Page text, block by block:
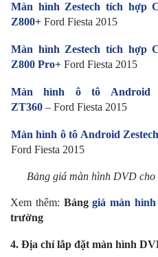
Màn hình Zestech tích hợp
Z800+ Ford Fiesta 2015
Màn hình Zestech tích hợp
Z800 Pro+ Ford Fiesta 2015
Màn hình ô tô Android
ZT360 – Ford Fiesta 2015
Màn hình ô tô Android
Ford Fiesta 2015
Bảng giá màn hình DVD cho
Xem thêm: Bảnggiá màn hình
trường
4. Địa chỉ lắp đặt màn hình